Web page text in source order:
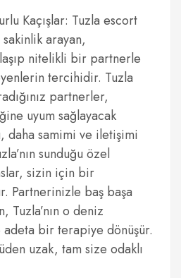
Kaçışlar: Tuzla escort
arayan,
nitelikli bir partnerle
tercihidir. Tuzla
partnerler,
uyum sağlayacak
daha samimi ve iletişimi
sunduğu özel
sizin için bir
Partnerinizle baş başa
Tuzla’nın o deniz
bir terapiye dönüşür.
uzak, tam size odaklı